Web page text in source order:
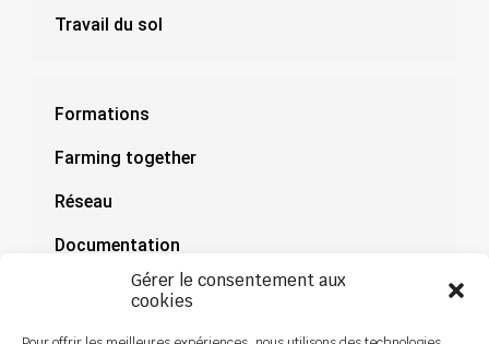
Gérer le consentement aux
cookies
Travail du sol
Formations
Farming together
Réseau
Documentation
Actualités